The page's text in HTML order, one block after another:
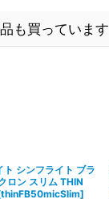
も買っています
ト シンフライト ブラ
ロン スリム THIN
thinFB50micSlim]